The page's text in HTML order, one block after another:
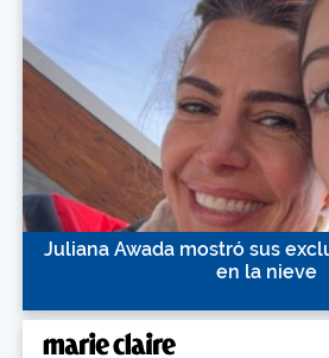
Juliana Awada mostró sus
en la nieve